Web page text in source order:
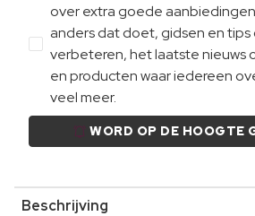
over extra goede
anders dat doet, gidsen en tips
verbeteren, het laatste nieuws
en producten waar iedereen
veel meer.
WORD OP DE HOOGTE
Beschrijving